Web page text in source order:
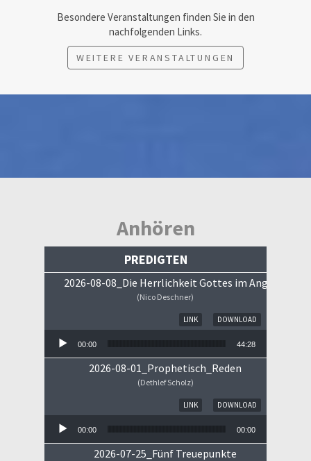
Besondere Veranstaltungen finden Sie in den
nachfolgenden Links.
WEITERE VERANSTALTUNGEN
Anhören
PREDIGTEN
2026-08-08_Die Herrlichkeit Gottes im Angesicht
(Nico Deschner)
DOWNLOAD
LINK
00:00 44:28
2026-08-01_Prophetisch_Reden
(Dethlef Scholz)
DOWNLOAD
LINK
00:00 00:00
2026-07-25_Fünf Treuepunkte